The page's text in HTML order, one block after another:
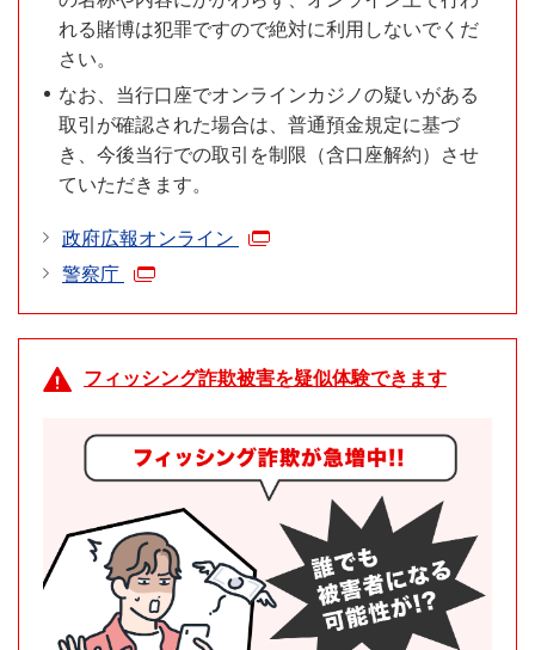
れる賭博は犯罪ですので絶対に利用しないでくだ
さい。
なお、当行口座でオンラインカジノの疑いがある
取引が確認された場合は、普通預金規定に基づ
き、今後当行での取引を制限（含口座解約）させ
ていただきます。
政府広報オンライン
警察庁
フィッシング詐欺被害を疑似体験できます